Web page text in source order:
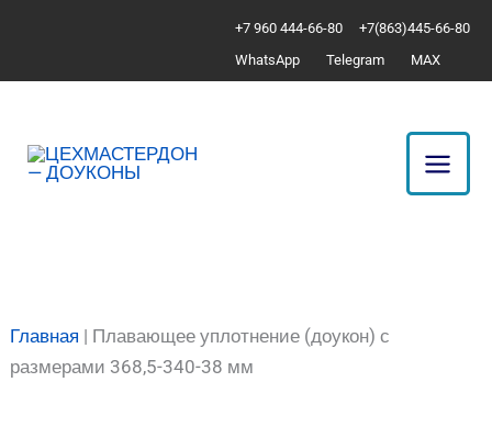
содержимому
+7 960 444-66-80
+7(863)445-66-80
WhatsApp
Telegram MAX
Главная | Плавающее уплотнение (доукон) с
размерами 368,5-340-38 мм
Плавающее
с